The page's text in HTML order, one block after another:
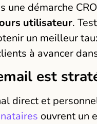
une démarche
utilisateur.
un meilleur
à avancer
est
direct et
ouvrent un